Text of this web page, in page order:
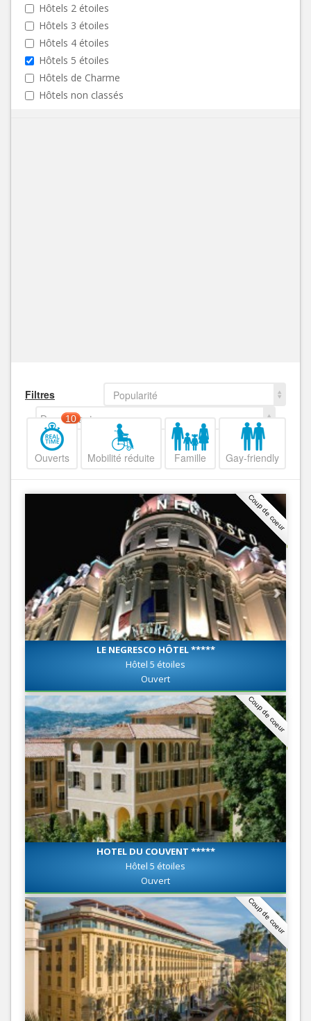
Hôtels 2 étoiles
Hôtels 3 étoiles
Hôtels 4 étoiles
Hôtels 5 étoiles
Hôtels de Charme
Hôtels non classés
Filtres
Popularité
Decroissant
Ouverts
10
Mobilité réduite Famille Gay-friendly
Coup de coeur
LE NEGRESCO HÔTEL *****
Hôtel 5 étoiles
Ouvert
Coup de coeur
HOTEL DU COUVENT *****
Hôtel 5 étoiles
Ouvert
Coup de coeur